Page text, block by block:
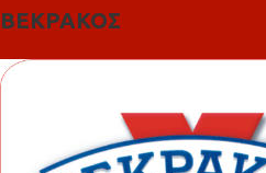
ΒΕΚΡΑΚΟΣ